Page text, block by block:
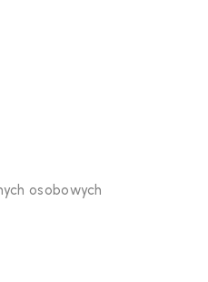
osobowych